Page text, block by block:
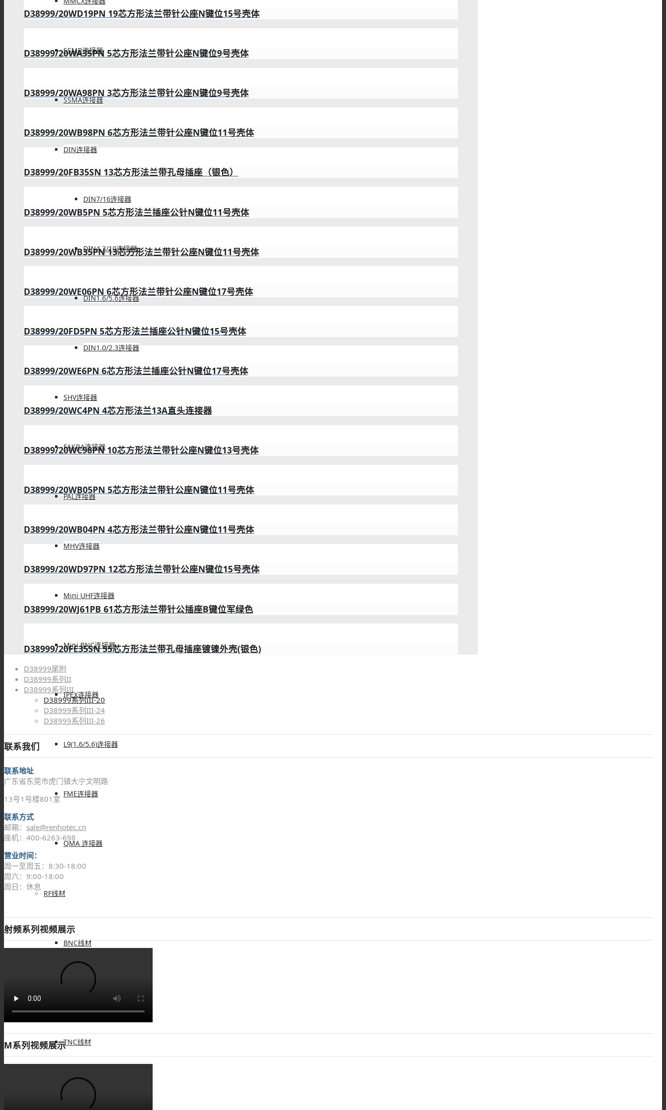
SSMB连接器
SSMA连接器
DIN连接器
DIN7/16连接器
DIN4.3/10连接器
DIN1.6/5.6连接器
DIN1.0/2.3连接器
SHV连接器
FAKRA连接器
PAL连接器
MHV连接器
Mini UHF连接器
Mini BNC连接器
IPEX连接器
L9(1.6/5.6)连接器
FME连接器
QMA 连接器
RF线材
BNC线材
SMA线材
TNC线材
D38999/20WD19PN 19芯方形法兰带针公座N键位15号壳体
D38999/20WA35PN 5芯方形法兰带针公座N键位9号壳体
D38999/20WA98PN 3芯方形法兰带针公座N键位9号壳体
D38999/20WB98PN 6芯方形法兰带针公座N键位11号壳体
D38999/20FB35SN 13芯方形法兰带孔母插座（银色）
D38999/20WB5PN 5芯方形法兰插座公针N键位11号壳体
D38999/20WB35PN 13芯方形法兰带针公座N键位11号壳体
D38999/20WE06PN 6芯方形法兰带针公座N键位17号壳体
D38999/20FD5PN 5芯方形法兰插座公针N键位15号壳体
D38999/20WE6PN 6芯方形法兰插座公针N键位17号壳体
D38999/20WC4PN 4芯方形法兰13A直头连接器
D38999/20WC98PN 10芯方形法兰带针公座N键位13号壳体
D38999/20WB05PN 5芯方形法兰带针公座N键位11号壳体
D38999/20WB04PN 4芯方形法兰带针公座N键位11号壳体
D38999/20WD97PN 12芯方形法兰带针公座N键位15号壳体
D38999/20WJ61PB 61芯方形法兰带针公插座B键位军绿色
D38999/20FE35SN 55芯方形法兰带孔母插座镀镍外壳(银色)
D38999尾附
D38999系列II
D38999系列III
D38999系列III-20
D38999系列III-24
D38999系列III-26
联系我们
联系地址
广东省东莞市虎门镇大宁文明路
13号1号楼801室
联系方式
邮箱： sale@renhotec.cn
座机：400-6263-698
营业时间：
周一至周五：8:30-18:00
周六：9:00-18:00
周日：休息
射频系列视频展示
M系列视频展示